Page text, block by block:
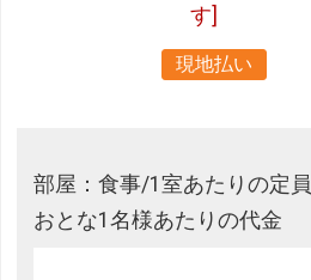
す]
現地払い
部屋：食事/1室あたりの定員
おとな1名様あたりの代金